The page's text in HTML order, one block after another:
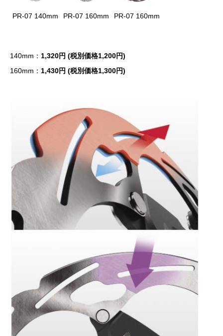
PR-07 140mm PR-07 160mm PR-07 160mm
140mm： 1,320円 (税別価格1,200円)
160mm： 1,430円 (税別価格1,300円)